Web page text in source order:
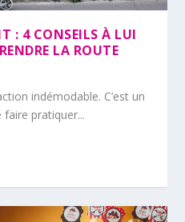
: 4 CONSEILS À LUI
LA ROUTE
indémodable. C’est un
pratiquer...